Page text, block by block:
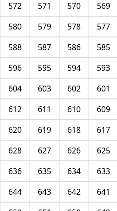
569
570
571
572
577
578
579
580
585
586
587
588
593
594
595
596
601
602
603
604
609
610
611
612
617
618
619
620
625
626
627
628
633
634
635
636
641
642
643
644